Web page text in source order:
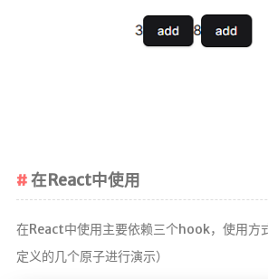
在React中使用
在React中使用主要依赖三个hook，使用方
定义的几个原子进行演示）